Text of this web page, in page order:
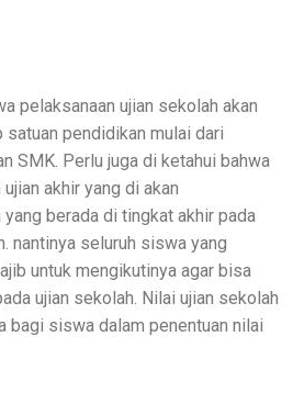
pelaksanaan ujian sekolah akan
pendidikan mulai dari
SMK. Perlu juga di ketahui bahwa
akhir yang di akan
berada di tingkat akhir pada
nantinya seluruh siswa yang
untuk mengikutinya agar bisa
ujian sekolah. Nilai ujian sekolah
bagi siswa dalam penentuan nilai